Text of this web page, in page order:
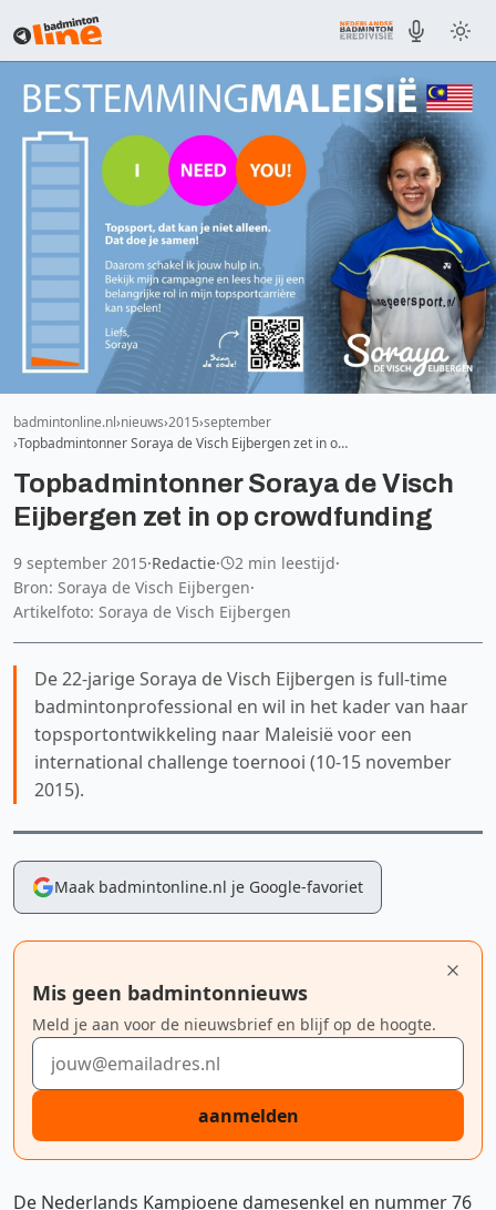
badmintonline.nl nieuws 2015 september
Topbadmintonner Soraya de Visch Eijbergen zet in o…
Topbadmintonner Soraya de Visch
Eijbergen zet in op crowdfunding
9 september 2015·Redactie· 2 min leestijd·
Bron: Soraya de Visch Eijbergen·
Artikelfoto: Soraya de Visch Eijbergen
De 22-jarige Soraya de Visch Eijbergen is full-time
badmintonprofessional en wil in het kader van haar
topsportontwikkeling naar Maleisië voor een
international challenge toernooi (10-15 november
2015).
Maak badmintonline.nl je Google-favoriet
Mis geen badmintonnieuws
Meld je aan voor de nieuwsbrief en blijf op de hoogte.
E-mailadres
aanmelden
De Nederlands Kampioene damesenkel en nummer 76